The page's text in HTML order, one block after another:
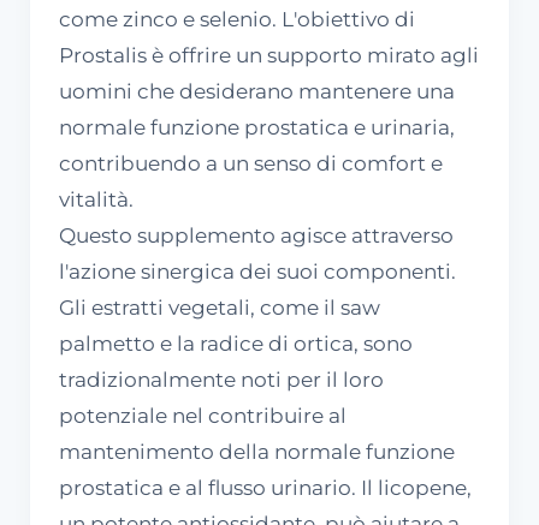
come zinco e selenio. L'obiettivo di
Prostalis è offrire un supporto mirato agli
uomini che desiderano mantenere una
normale funzione prostatica e urinaria,
contribuendo a un senso di comfort e
vitalità.
Questo supplemento agisce attraverso
l'azione sinergica dei suoi componenti.
Gli estratti vegetali, come il saw
palmetto e la radice di ortica, sono
tradizionalmente noti per il loro
potenziale nel contribuire al
mantenimento della normale funzione
prostatica e al flusso urinario. Il licopene,